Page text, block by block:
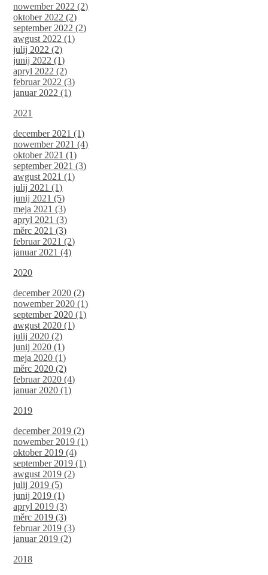
nowember 2022 (2)
oktober 2022 (2)
september 2022 (2)
awgust 2022 (1)
julij 2022 (2)
junij 2022 (1)
apryl 2022 (2)
februar 2022 (3)
januar 2022 (1)
2021
december 2021 (1)
nowember 2021 (4)
oktober 2021 (1)
september 2021 (3)
awgust 2021 (1)
julij 2021 (1)
junij 2021 (5)
meja 2021 (3)
apryl 2021 (3)
měrc 2021 (3)
februar 2021 (2)
januar 2021 (4)
2020
december 2020 (2)
nowember 2020 (1)
september 2020 (1)
awgust 2020 (1)
julij 2020 (2)
junij 2020 (1)
meja 2020 (1)
měrc 2020 (2)
februar 2020 (4)
januar 2020 (1)
2019
december 2019 (2)
nowember 2019 (1)
oktober 2019 (4)
september 2019 (1)
awgust 2019 (2)
julij 2019 (5)
junij 2019 (1)
apryl 2019 (3)
měrc 2019 (3)
februar 2019 (3)
januar 2019 (2)
2018